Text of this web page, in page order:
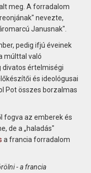
meg. A forradalom
nevezte,
Janusnak".
pedig ifjú éveinek
múlttal való
divatos értelmiségi
és ideológusai
Pot összes borzalmas
fogva az emberek és
de a „haladás"
a francia forradalom
- a francia